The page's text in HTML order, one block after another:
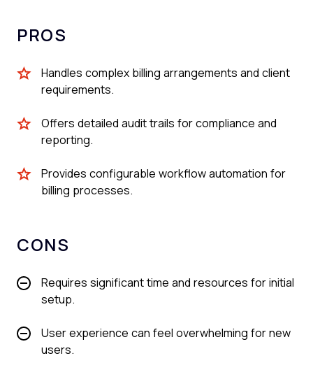
PROS
Handles complex billing arrangements and client
requirements.
Offers detailed audit trails for compliance and
reporting.
Provides configurable workflow automation for
billing processes.
CONS
Requires significant time and resources for initial
setup.
User experience can feel overwhelming for new
users.